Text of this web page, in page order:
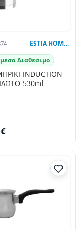
ESTIA HOME ART
Διαθεσιμο
INDUCTION
530ml